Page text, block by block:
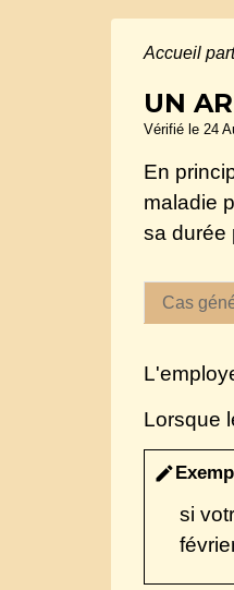
Accueil
UN
Vérifié le 24
En
maladie
sa durée
Cas
Lorsque
edit
si